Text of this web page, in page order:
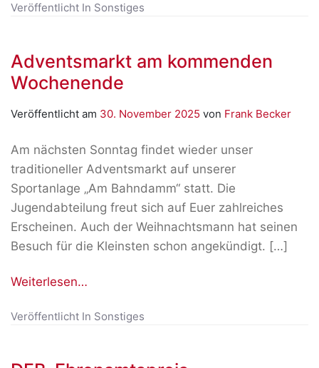
Veröffentlicht In Sonstiges
Adventsmarkt am kommenden
Wochenende
Veröffentlicht am 30. November 2025 von Frank Becker
Am nächsten Sonntag findet wieder unser
traditioneller Adventsmarkt auf unserer
Sportanlage „Am Bahndamm“ statt. Die
Jugendabteilung freut sich auf Euer zahlreiches
Erscheinen. Auch der Weihnachtsmann hat seinen
Besuch für die Kleinsten schon angekündigt. […]
Weiterlesen…
Veröffentlicht In Sonstiges